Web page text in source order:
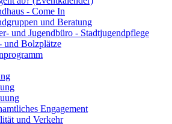
- Come In
und Beratung
und Jugendbüro - Stadtjugendpflege
und Bolzplätze
Engagement
und Verkehr